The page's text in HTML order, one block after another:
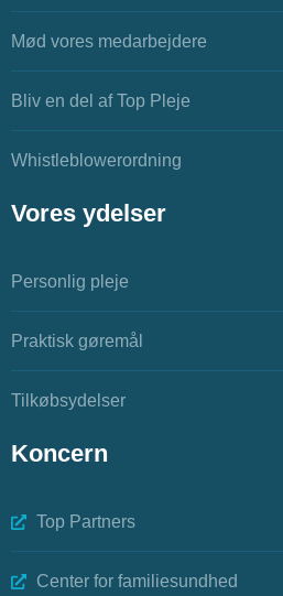
Mød vores medarbejdere
Bliv en del af Top Pleje
Whistleblowerordning
Vores ydelser
Personlig pleje
Praktisk gøremål
Tilkøbsydelser
Koncern
Top Partners
Center for familiesundhed